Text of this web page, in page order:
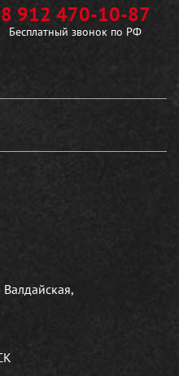
8 912 470-10-87
Бесплатный звонок по РФ